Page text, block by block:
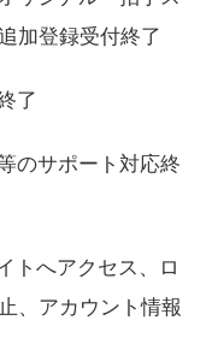
加登録受付終了
了
のサポート対応終
トへアクセス、ロ
、アカウント情報